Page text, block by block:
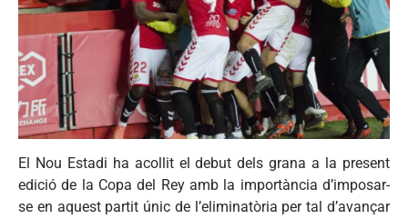
El Nou Estadi ha acollit el debut dels grana a la present
edició de la Copa del Rey amb la importància d’imposar-
se en aquest partit únic de l’eliminatòria per tal d’avançar